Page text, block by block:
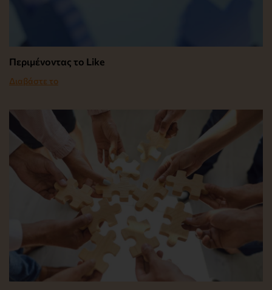
Περιμένοντας το Like
Διαβάστε το